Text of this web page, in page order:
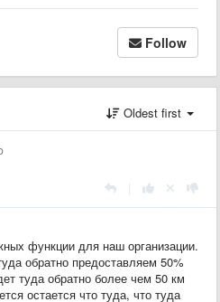
Follow
Oldest first
функции для наш организации.
обратно предоставляем 50%
туда обратно более чем 50 км
остается что туда, что туда